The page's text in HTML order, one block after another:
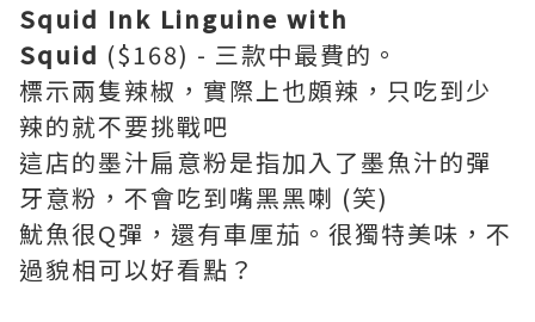
Squid Ink Linguine with
Squid ($168) - 三款中最費的。
標示兩隻辣椒，實際上也頗辣，只吃到少
辣的就不要挑戰吧
這店的墨汁扁意粉是指加入了墨魚汁的彈
牙意粉，不會吃到嘴黑黑喇 (笑)
魷魚很Q彈，還有車厘茄。很獨特美味，不
過貌相可以好看點？